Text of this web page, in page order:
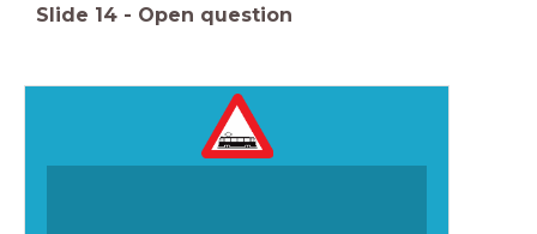
Slide 14 - Open question